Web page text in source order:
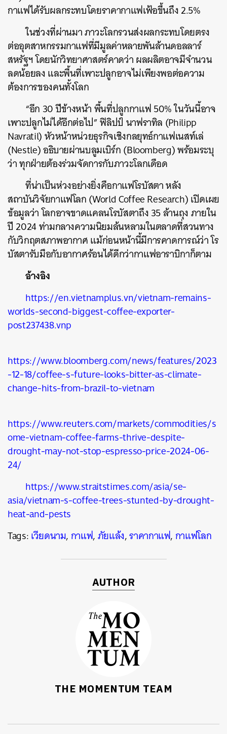
กาแฟได้รับผลกระทบโดยราคากาแฟเฟ้อขึ้นถึง 2.5%
ในช่วงที่ผ่านมา ภาวะโลกรวนส่งผลกระทบโดยตรง
ต่ออุตสาหกรรมกาแฟที่มีมูลค่าหลายพันล้านดอลลาร์
สหรัฐฯ โดยนักวิทยาศาสตร์คาดว่า ผลผลิตอาจมีจำนวน
ลดน้อยลง และพื้นที่เพาะปลูกอาจไม่เพียงพอต่อความ
ต้องการของคนทั้งโลก
“อีก 30 ปีข้างหน้า พื้นที่ปลูกกาแฟ 50% ในวันนี้อาจ
เพาะปลูกไม่ได้อีกต่อไป” ฟิลิปป์ นาฟราทิล (Philipp
Navratil) หัวหน้าหน่วยธุรกิจเชิงกลยุทธ์กาแฟเนสท์เล่
(Nestle) อธิบายผ่านบลูมเบิร์ก (Bloomberg) พร้อมระบุ
ว่า ทุกฝ่ายต้องร่วมจัดการกับภาวะโลกเดือด
ที่น่าเป็นห่วงอย่างยิ่งคือกาแฟโรบัสตา หลัง
สถาบันวิจัยกาแฟโลก (World Coffee Research) เปิดเผย
ข้อมูลว่า โลกอาจขาดแคลนโรบัสตาถึง 35 ล้านถุง ภายใน
ปี 2024 ท่ามกลางความนิยมล้นหลามในตลาดที่สวนทาง
กับวิกฤตสภาพอากาศ แม้ก่อนหน้านี้มีการคาดการณ์ว่า โร
บัสตารับมือกับอากาศร้อนได้ดีกว่ากาแฟอาราบิกาก็ตาม
อ้างอิง
https://en.vietnamplus.vn/vietnam-remains-
worlds-second-biggest-coffee-exporter-
post237438.vnp
https://www.bloomberg.com/news/features/2023
-12-18/coffee-s-future-looks-bitter-as-climate-
change-hits-from-brazil-to-vietnam
https://www.reuters.com/markets/commodities/s
ome-vietnam-coffee-farms-thrive-despite-
drought-may-not-stop-espresso-price-2024-06-
24/
https://www.straitstimes.com/asia/se-
asia/vietnam-s-coffee-trees-stunted-by-drought-
heat-and-pests
Tags:เวียดนาม,กาแฟ,ภัยแล้ง,ราคากาแฟ,กาแฟโลก
AUTHOR
THE MOMENTUM TEAM
ค้นหา
SHARE TWEET LINE EMAIL